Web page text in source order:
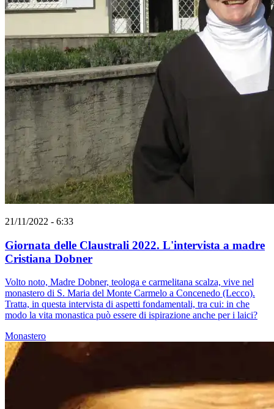
21/11/2022 - 6:33
Giornata delle Claustrali 2022. L'intervista a madre
Cristiana Dobner
Volto noto, Madre Dobner, teologa e carmelitana scalza, vive nel
monastero di S. Maria del Monte Carmelo a Concenedo (Lecco).
Tratta, in questa intervista di aspetti fondamentali, tra cui: in che
modo la vita monastica può essere di ispirazione anche per i laici?
Monastero